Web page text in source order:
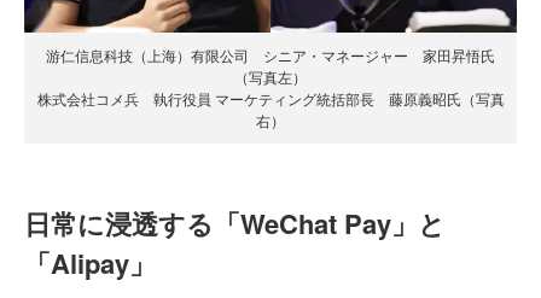
游仁信息科技（上海）有限公司 シニア・マネージャー 家田昇悟氏
（写真左）
株式会社コメ兵 執行役員 マーケティング統括部長 藤原義昭氏（写真
右）
日常に浸透する「WeChat Pay」と
「Alipay」